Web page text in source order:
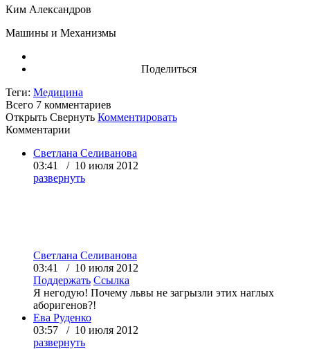
Ким Александров
Машины и Механизмы
Поделиться
Теги: Медицина
Всего 7 комментариев
Открыть Свернуть Комментировать
Комментарии
Светлана Селиванова
03:41 / 10 июля 2012
развернуть
Светлана Селиванова
03:41 / 10 июля 2012
Поддержать Ссылка
Я негодую! Почему львы не загрызли этих наглых
аборигенов?!
Ева Руденко
03:57 / 10 июля 2012
развернуть